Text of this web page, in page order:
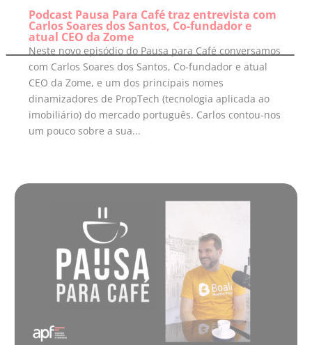
Podcast Pausa Para Café traz entrevista com
Carlos Soares dos Santos, Co-fundador e
atual CEO da Zome
Neste novo episódio do Pausa para Café conversamos
com Carlos Soares dos Santos, Co-fundador e atual
CEO da Zome, e um dos principais nomes
dinamizadores de PropTech (tecnologia aplicada ao
imobiliário) do mercado português. Carlos contou-nos
um pouco sobre a sua...